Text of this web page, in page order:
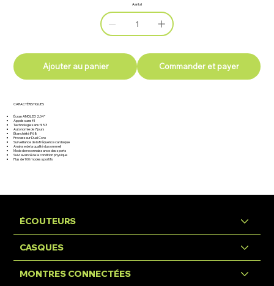
Aantal
Ajouter au panier Commander et payer
CARACTÉRISTIQUES
Écran AMOLED 2,04”
Appels sans fil
Technologie sans fil 5.3
Autonomie de 7 jours
Étanchéité IP68
Processeur Dual Core
Surveillance de la fréquence cardiaque
Analyse de la qualité du sommeil
Mode de reconnaissance des sports
Suivi avancé de la condition physique
Plus de 100 modes sportifs
ÉCOUTEURS
CASQUES
MONTRES CONNECTÉES